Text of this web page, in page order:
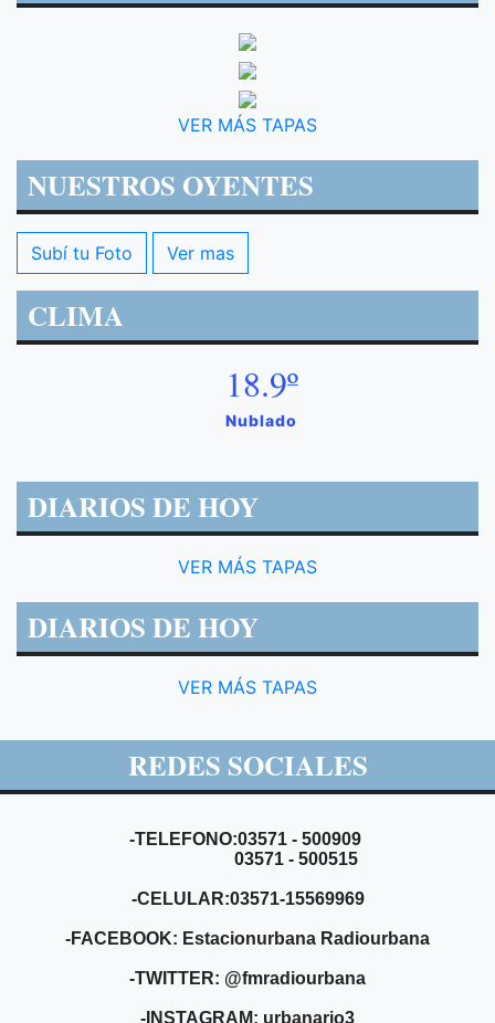
VER MÁS TAPAS
NUESTROS OYENTES
Subí tu Foto Ver mas
CLIMA
18.9º
Nublado
DIARIOS DE HOY
VER MÁS TAPAS
DIARIOS DE HOY
VER MÁS TAPAS
REDES SOCIALES
-TELEFONO:03571 - 500909
03571 - 500515
-CELULAR:03571-15569969
-FACEBOOK: Estacionurbana Radiourbana
-TWITTER: @fmradiourbana
-INSTAGRAM: urbanario3